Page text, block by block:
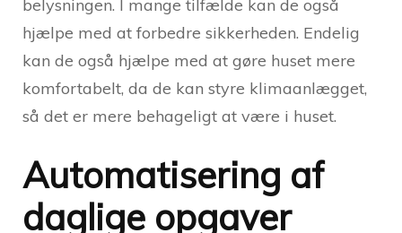
belysningen. I mange tilfælde kan de også
hjælpe med at forbedre sikkerheden. Endelig
kan de også hjælpe med at gøre huset mere
komfortabelt, da de kan styre klimaanlægget,
så det er mere behageligt at være i huset.
Automatisering af
daglige opgaver